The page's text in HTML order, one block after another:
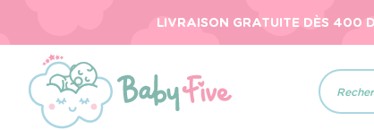
LIVRAISON GRATUITE DÈS 400
de
produits